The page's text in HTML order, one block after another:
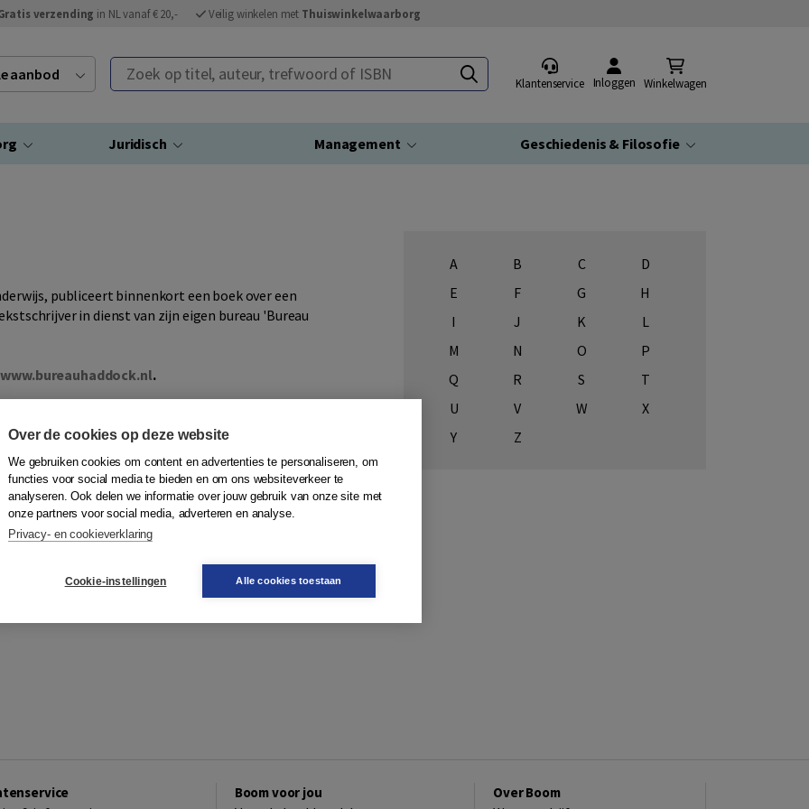
verzending in NL vanaf € 20,- Veilig winkelen met Thuiswinkelwaarborg
aanbod Zoek op titel, auteur, trefwoord of ISBN
Klantenservice Inloggen Winkelwagen
Juridisch Management Geschiedenis & Filosofie
publiceert binnenkort een boek over een
in dienst van zijn eigen bureau 'Bureau
www.bureauhaddock.nl.
A B C
D
E
F G
H
I
J K
L
M
N O
P
Q
R S
T
U
V W
X
Y
Z
Boom voor jou Over Boom
Over de cookies op deze website
We gebruiken cookies om content en advertenties te personaliseren, om
functies voor social media te bieden en om ons websiteverkeer te
analyseren. Ook delen we informatie over jouw gebruik van onze site met
onze partners voor social media, adverteren en analyse.
Privacy- en cookieverklaring
Cookie-instellingen Alle cookies toestaan